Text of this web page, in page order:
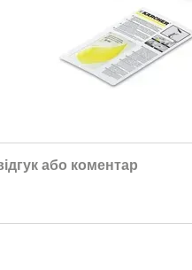
або коментар